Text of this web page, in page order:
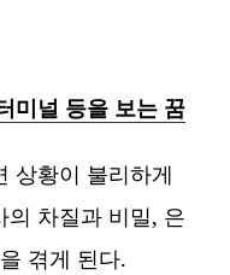
미널 등을 보는 꿈
상황이 불리하게
의 차질과 비밀, 은
겪게 된다.